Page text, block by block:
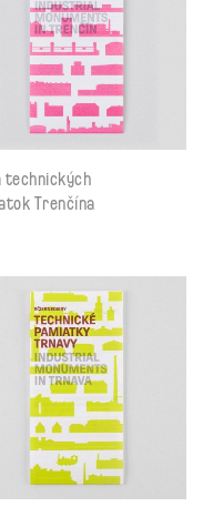
technických
Trenčína